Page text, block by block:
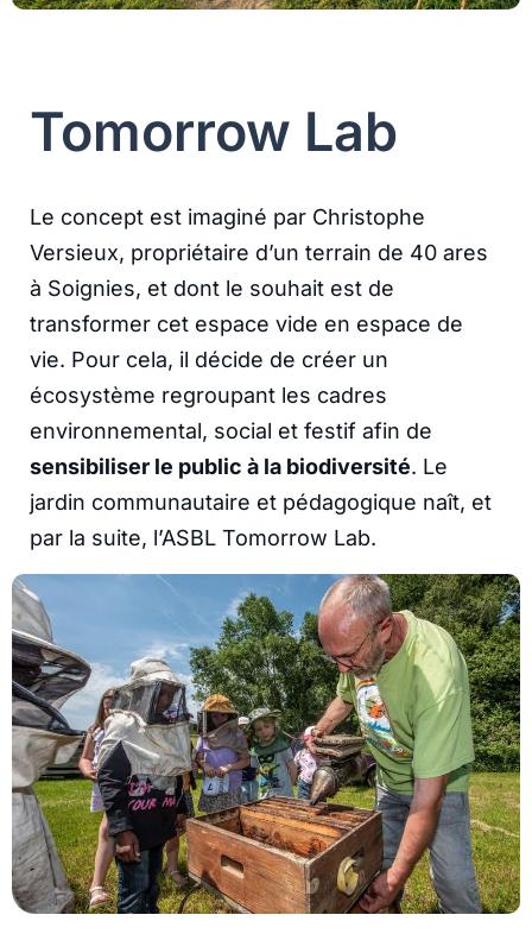
Tomorrow Lab
Le concept est imaginé par Christophe
Versieux, propriétaire d’un terrain de 40 ares
à Soignies, et dont le souhait est de
transformer cet espace vide en espace de
vie. Pour cela, il décide de créer un
écosystème regroupant les cadres
environnemental, social et festif afin de
sensibiliser le public à la biodiversité. Le
jardin communautaire et pédagogique naît, et
par la suite, l’ASBL Tomorrow Lab.